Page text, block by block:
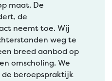
maat. De
de
neemt toe. Wij
weg te
breed aanbod op
omscholing. We
de beroepspraktijk